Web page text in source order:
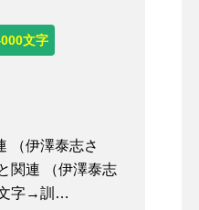
文字
（伊澤泰志さ
関連 （伊澤泰志
文字→訓…